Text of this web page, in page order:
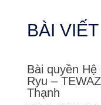
BÀI
Bài quyền
Ryu –
Thạnh